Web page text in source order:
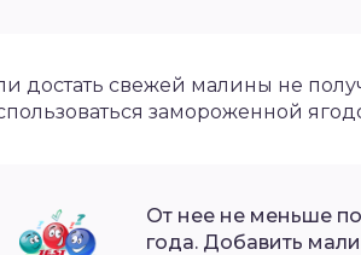
достать свежей малины не
замороженной
От нее не меньше
года. Добавить